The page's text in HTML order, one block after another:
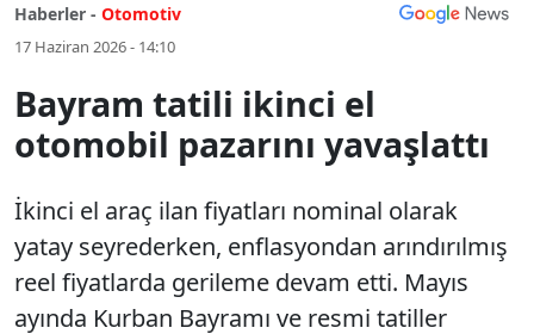
Haberler - Otomotiv
17 Haziran 2026 - 14:10
Bayram tatili ikinci el
otomobil pazarını yavaşlattı
İkinci el araç ilan fiyatları nominal olarak
yatay seyrederken, enflasyondan arındırılmış
reel fiyatlarda gerileme devam etti. Mayıs
ayında Kurban Bayramı ve resmi tatiller